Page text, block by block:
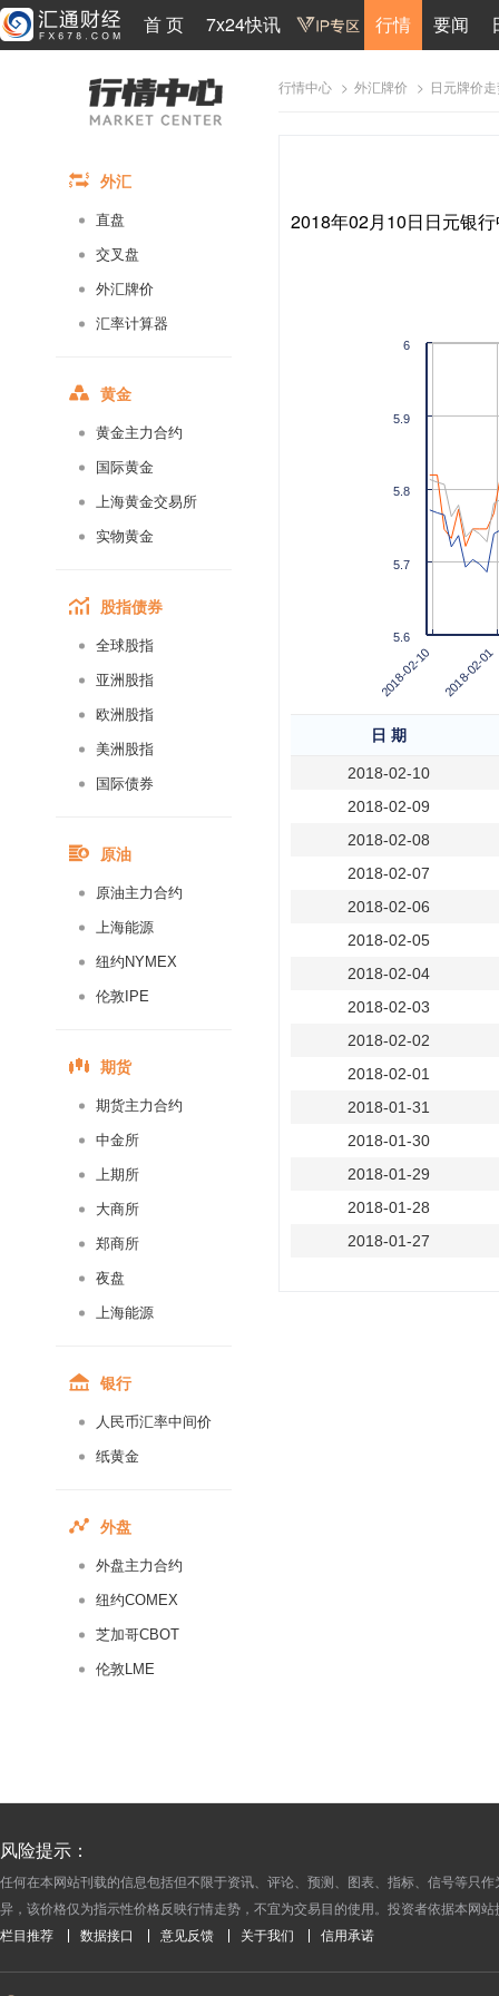
首 页 7x24快讯 行情 要闻
外汇
直盘
交叉盘
外汇牌价
汇率计算器
黄金
黄金主力合约
国际黄金
上海黄金交易所
实物黄金
股指债券
全球股指
亚洲股指
欧洲股指
美洲股指
国际债券
原油
原油主力合约
上海能源
纽约NYMEX
伦敦IPE
期货
期货主力合约
中金所
上期所
大商所
郑商所
夜盘
上海能源
银行
人民币汇率中间价
纸黄金
外盘
外盘主力合约
纽约COMEX
芝加哥CBOT
伦敦LME
行情中心 > 外汇牌价 > 日元牌价
2018年02月10日日元银
2018-02-10 2018-02-01
5.7
5.8
5.9
6
5.6
日 期
2018-02-10
2018-02-09
2018-02-08
2018-02-07
2018-02-06
2018-02-05
2018-02-04
2018-02-03
2018-02-02
2018-02-01
2018-01-31
2018-01-30
2018-01-29
2018-01-28
2018-01-27
2018-01-10
2018-01-08
2018-01-07
2018-01-06
2018-01-05
风险提示：
任何在本网站刊载的信息包括但不限于资讯、评论、预测、图表、指标、信号等只
异，该价格仅为指示性价格反映行情走势，不宜为交易目的使用。投资者依据本网
栏目推荐 数据接口 意见反馈 关于我们 信用承诺